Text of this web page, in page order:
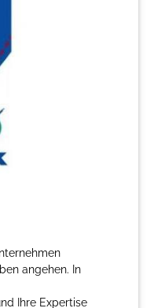
angehen. In
Ihre Expertise